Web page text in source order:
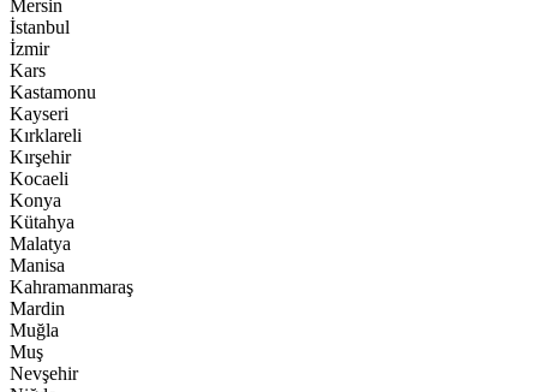
Mersin
İstanbul
İzmir
Kars
Kastamonu
Kayseri
Kırklareli
Kırşehir
Kocaeli
Konya
Kütahya
Malatya
Manisa
Kahramanmaraş
Mardin
Muğla
Muş
Nevşehir